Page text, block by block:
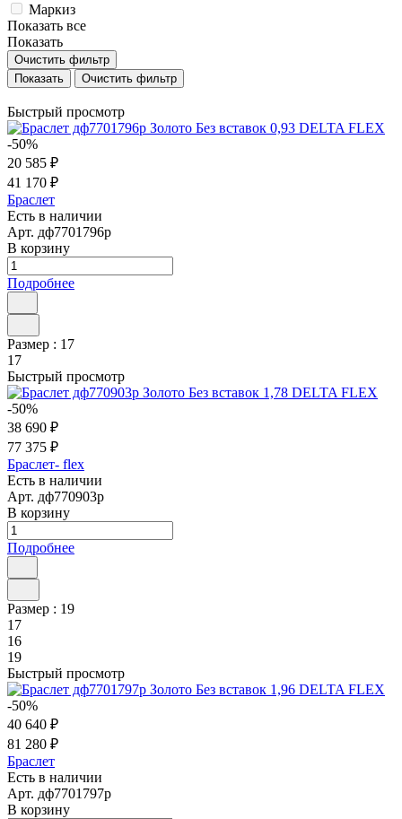
Маркиз
Показать все
Показать
Очистить фильтр
Очистить фильтр
Быстрый просмотр
-50%
20 585 ₽
41 170 ₽
Браслет
Есть в наличии
Арт. дф7701796р
В корзину
Подробнее
Размер : 17
17
Быстрый просмотр
-50%
38 690 ₽
77 375 ₽
Браслет- flex
Есть в наличии
Арт. дф770903р
В корзину
Подробнее
Размер : 19
17
16
19
Быстрый просмотр
-50%
40 640 ₽
81 280 ₽
Браслет
Есть в наличии
Арт. дф7701797р
В корзину